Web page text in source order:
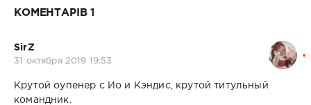
КОМЕНТАРІВ1
SirZ
31 октября 2019 19:53
Крутой оупенер с Ио и Кэндис, крутой титульный
командник.